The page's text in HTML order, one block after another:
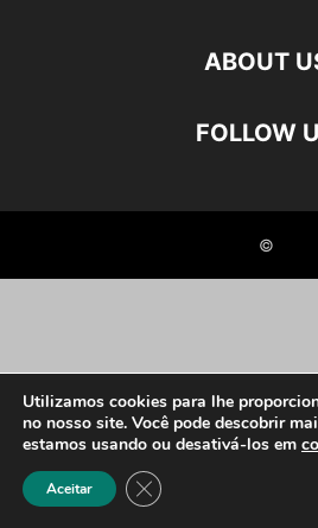
ABOUT
FOLLOW
©
Utilizamos cookies para lhe
no nosso site. Você pode descobrir
estamos usando ou desativá-los em
Aceitar Close GDPR Cookie